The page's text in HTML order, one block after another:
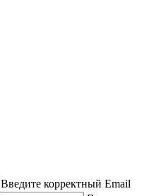
Введите корректный Email